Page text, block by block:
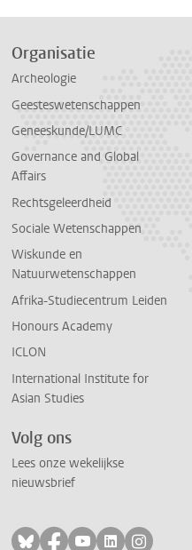
Organisatie
Archeologie
Geesteswetenschappen
Geneeskunde/LUMC
Governance and Global
Affairs
Rechtsgeleerdheid
Sociale Wetenschappen
Wiskunde en
Natuurwetenschappen
Afrika-Studiecentrum Leiden
Honours Academy
ICLON
International Institute for
Asian Studies
Volg ons
Lees onze wekelijkse
nieuwsbrief
Volg ons op bluesky
Volg ons op
Volg ons op
Volg ons
Volg